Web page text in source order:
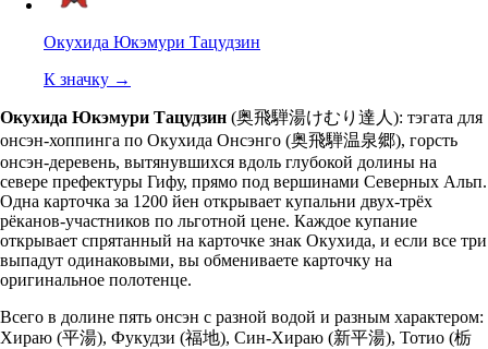
Окухида Юкэмури Тацудзин
К значку →
Окухида Юкэмури Тацудзин (奥飛騨湯けむり達人): тэгата для
онсэн-хоппинга по Окухида Онсэнго (奥飛騨温泉郷), горсть
онсэн-деревень, вытянувшихся вдоль глубокой долины на
севере префектуры Гифу, прямо под вершинами Северных Альп.
Одна карточка за 1200 йен открывает купальни двух-трёх
рёканов-участников по льготной цене. Каждое купание
открывает спрятанный на карточке знак Окухида, и если все три
выпадут одинаковыми, вы обмениваете карточку на
оригинальное полотенце.
Всего в долине пять онсэн с разной водой и разным характером:
Хираю (平湯), Фукудзи (福地), Син-Хираю (新平湯), Тотио (栃